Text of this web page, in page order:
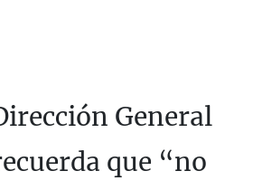
General
que “no